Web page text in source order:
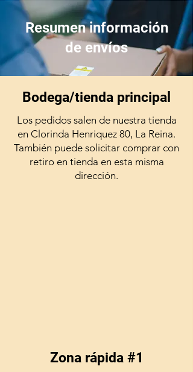
Resumen información
de envíos
Bodega/tienda principal
Los pedidos salen de nuestra tienda
en Clorinda Henriquez 80, La Reina.
También puede solicitar comprar con
retiro en tienda en esta misma
dirección.
Zona rápida #1